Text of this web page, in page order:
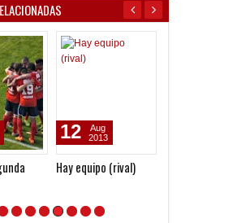
Hay equipo (rival)
12
Aug
2013